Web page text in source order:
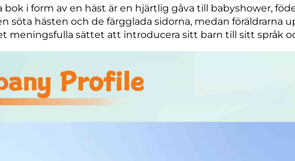
bok i form av en häst är en hjärtlig gåva till babyshower,
söta hästen och de färgglada sidorna, medan föräldrarna
meningsfulla sättet att introducera sitt barn till sitt språk